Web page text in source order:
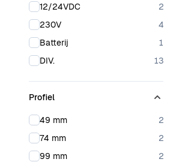
12/24VDC
2
230V
4
Batterij
1
DIV.
13
Profiel
49 mm 2
74 mm
2
99 mm
2